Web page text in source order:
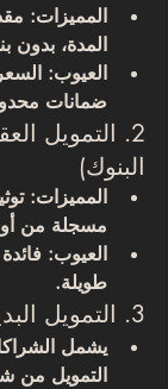
المميزات:
المدة، بدون
العيوب:
ضمانات
2. التمويل
البنوك)
المميزات:
مسجلة من
العيوب:
طويلة.
3. التمويل البديل
يشمل
التمويل من